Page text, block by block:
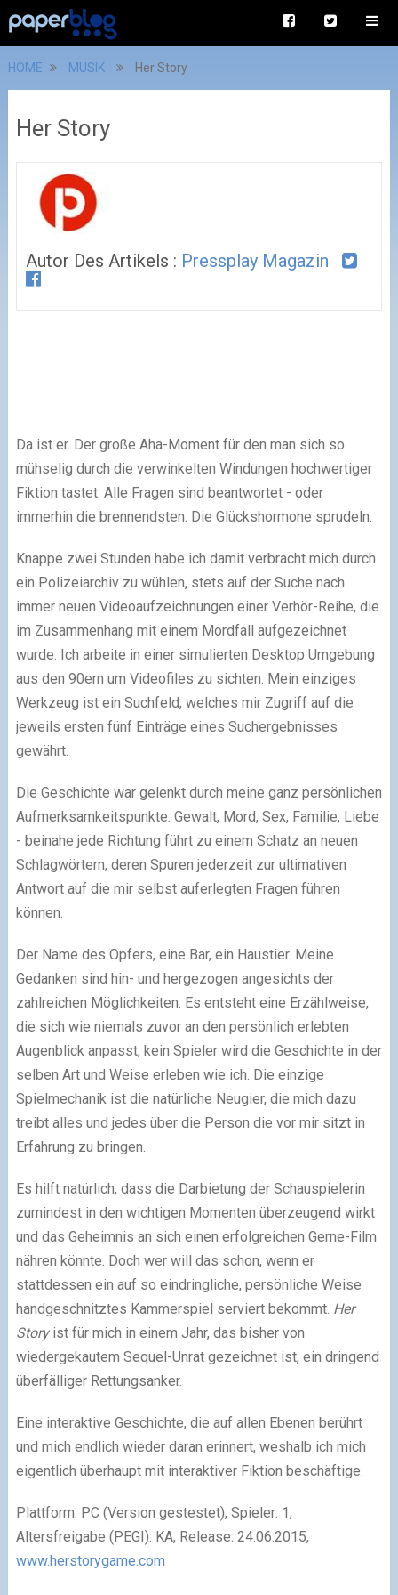
HOME MUSIK Her Story
Her Story
Autor Des Artikels : Pressplay Magazin
Da ist er. Der große Aha-Moment für den man sich so
mühselig durch die verwinkelten Windungen hochwertiger
Fiktion tastet: Alle Fragen sind beantwortet - oder
immerhin die brennendsten. Die Glückshormone sprudeln.
Knappe zwei Stunden habe ich damit verbracht mich durch
ein Polizeiarchiv zu wühlen, stets auf der Suche nach
immer neuen Videoaufzeichnungen einer Verhör-Reihe, die
im Zusammenhang mit einem Mordfall aufgezeichnet
wurde. Ich arbeite in einer simulierten Desktop Umgebung
aus den 90ern um Videofiles zu sichten. Mein einziges
Werkzeug ist ein Suchfeld, welches mir Zugriff auf die
jeweils ersten fünf Einträge eines Suchergebnisses
gewährt.
Die Geschichte war gelenkt durch meine ganz persönlichen
Aufmerksamkeitspunkte: Gewalt, Mord, Sex, Familie, Liebe
- beinahe jede Richtung führt zu einem Schatz an neuen
Schlagwörtern, deren Spuren jederzeit zur ultimativen
Antwort auf die mir selbst auferlegten Fragen führen
können.
Der Name des Opfers, eine Bar, ein Haustier. Meine
Gedanken sind hin- und hergezogen angesichts der
zahlreichen Möglichkeiten. Es entsteht eine Erzählweise,
die sich wie niemals zuvor an den persönlich erlebten
Augenblick anpasst, kein Spieler wird die Geschichte in der
selben Art und Weise erleben wie ich. Die einzige
Spielmechanik ist die natürliche Neugier, die mich dazu
treibt alles und jedes über die Person die vor mir sitzt in
Erfahrung zu bringen.
Es hilft natürlich, dass die Darbietung der Schauspielerin
zumindest in den wichtigen Momenten überzeugend wirkt
und das Geheimnis an sich einen erfolgreichen Gerne-Film
nähren könnte. Doch wer will das schon, wenn er
stattdessen ein auf so eindringliche, persönliche Weise
handgeschnitztes Kammerspiel serviert bekommt. Her
Storyist für mich in einem Jahr, das bisher von
wiedergekautem Sequel-Unrat gezeichnet ist, ein dringend
überfälliger Rettungsanker.
Eine interaktive Geschichte, die auf allen Ebenen berührt
und mich endlich wieder daran erinnert, weshalb ich mich
eigentlich überhaupt mit interaktiver Fiktion beschäftige.
Plattform: PC (Version gestestet), Spieler: 1,
Altersfreigabe (PEGI): KA, Release: 24.06.2015,
www.herstorygame.com